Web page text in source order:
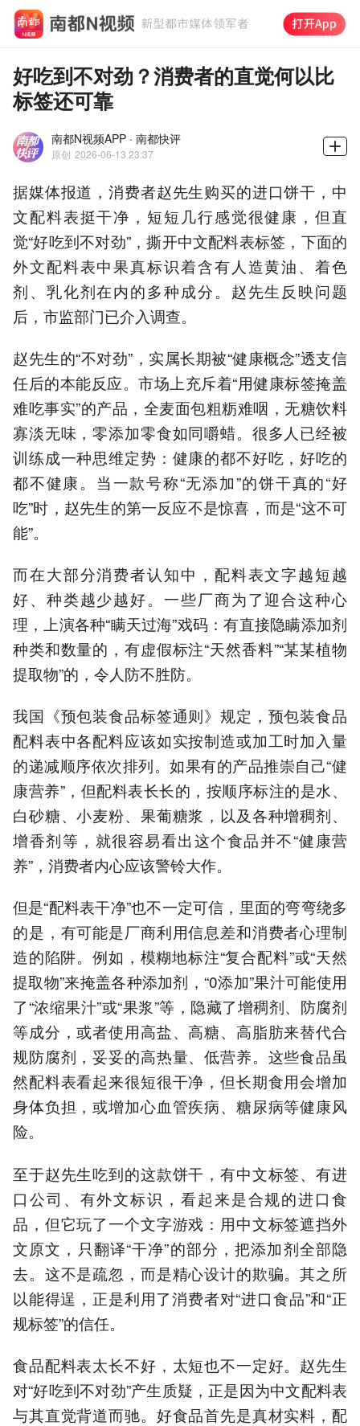
好吃到不对劲？消费者的直觉何以比
标签还可靠
南都N视频APP · 南都快评
原创 2026-06-13 23:37
据媒体报道，消费者赵先生购买的进口饼干，中
文配料表挺干净，短短几行感觉很健康，但直
觉“好吃到不对劲”，撕开中文配料表标签，下面的
外文配料表中果真标识着含有人造黄油、着色
剂、乳化剂在内的多种成分。赵先生反映问题
后，市监部门已介入调查。
赵先生的“不对劲”，实属长期被“健康概念”透支信
任后的本能反应。市场上充斥着“用健康标签掩盖
难吃事实”的产品，全麦面包粗粝难咽，无糖饮料
寡淡无味，零添加零食如同嚼蜡。很多人已经被
训练成一种思维定势：健康的都不好吃，好吃的
都不健康。当一款号称“无添加”的饼干真的“好
吃”时，赵先生的第一反应不是惊喜，而是“这不可
能”。
而在大部分消费者认知中，配料表文字越短越
好、种类越少越好。一些厂商为了迎合这种心
理，上演各种“瞒天过海”戏码：有直接隐瞒添加剂
种类和数量的，有虚假标注“天然香料”“某某植物
提取物”的，令人防不胜防。
我国《预包装食品标签通则》规定，预包装食品
配料表中各配料应该如实按制造或加工时加入量
的递减顺序依次排列。如果有的产品推崇自己“健
康营养”，但配料表长长的，按顺序标注的是水、
白砂糖、小麦粉、果葡糖浆，以及各种增稠剂、
增香剂等，就很容易看出这个食品并不“健康营
养”，消费者内心应该警铃大作。
但是“配料表干净”也不一定可信，里面的弯弯绕多
的是，有可能是厂商利用信息差和消费者心理制
造的陷阱。例如，模糊地标注“复合配料”或“天然
提取物”来掩盖各种添加剂，“0添加”果汁可能使用
了“浓缩果汁”或“果浆”等，隐藏了增稠剂、防腐剂
等成分，或者使用高盐、高糖、高脂肪来替代合
规防腐剂，妥妥的高热量、低营养。这些食品虽
然配料表看起来很短很干净，但长期食用会增加
身体负担，或增加心血管疾病、糖尿病等健康风
险。
至于赵先生吃到的这款饼干，有中文标签、有进
口公司、有外文标识，看起来是合规的进口食
品，但它玩了一个文字游戏：用中文标签遮挡外
文原文，只翻译“干净”的部分，把添加剂全部隐
去。这不是疏忽，而是精心设计的欺骗。其之所
以能得逞，正是利用了消费者对“进口食品”和“正
规标签”的信任。
食品配料表太长不好，太短也不一定好。赵先生
对“好吃到不对劲”产生质疑，正是因为中文配料表
与其直觉背道而驰。好食品首先是真材实料，配